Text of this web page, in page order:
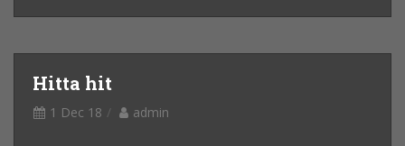
Hitta hit
1 Dec 18 admin